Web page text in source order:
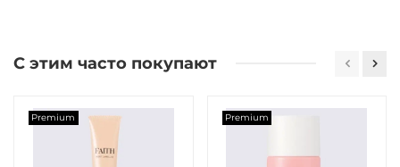
С этим часто покупают
Premium Premium